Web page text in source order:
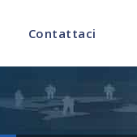
Contattaci